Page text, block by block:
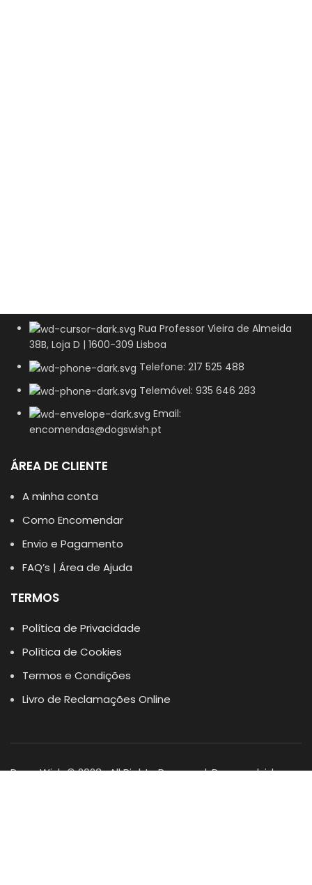
Rua Professor Vieira de Almeida
38B, Loja D | 1600-309 Lisboa
Telefone: 217 525 488
Telemóvel: 935 646 283
Email:
encomendas@dogswish.pt
ÁREA DE CLIENTE
A minha conta
Como Encomendar
Envio e Pagamento
FAQ’s | Área de Ajuda
TERMOS
Política de Privacidade
Política de Cookies
Termos e Condições
Livro de Reclamações Online
Dogs Wish © 2023 . All Rights Reserved. Desenvolvido por